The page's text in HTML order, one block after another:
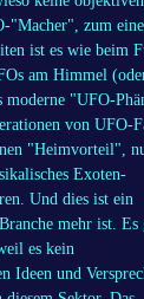
"Macher", zum
ist es wie beim
am Himmel
"UFO-
von UFO-
"Heimvorteil",
Exoten-
Und dies ist ein
mehr ist.
es kein
Ideen und